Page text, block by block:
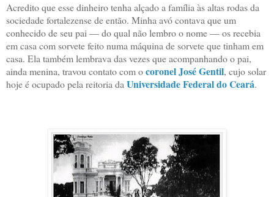
Acredito que esse dinheiro tenha alçado a família às altas rodas da
sociedade fortalezense de então. Minha avó contava que um
conhecido de seu pai — do qual não lembro o nome — os recebia
em casa com sorvete feito numa máquina de sorvete que tinham em
casa. Ela também lembrava das vezes que acompanhando o pai,
ainda menina, travou contato com ocoronel José Gentil, cujo solar
hoje é ocupado pela reitoria da Universidade Federal do Ceará.